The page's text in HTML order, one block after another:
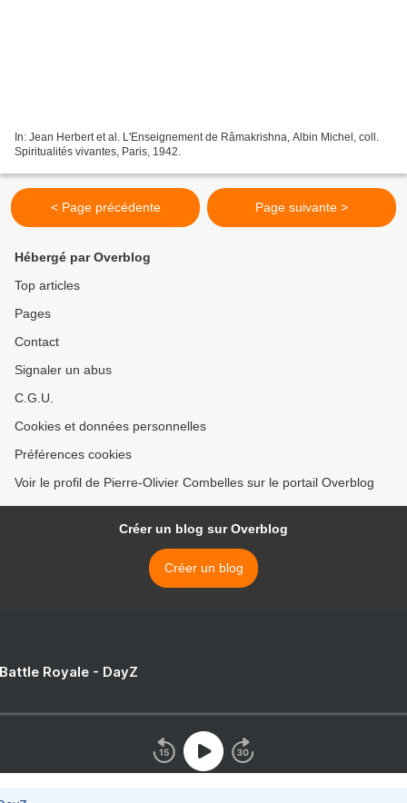
In: Jean Herbert et al. L'Enseignement de Râmakrishna, Albin Michel, coll.
Spiritualités vivantes, Paris, 1942.
< Page précédente Page suivante >
Hébergé par Overblog
Top articles
Pages
Contact
Signaler un abus
C.G.U.
Cookies et données personnelles
Préférences cookies
Voir le profil de Pierre-Olivier Combelles sur le portail Overblog
Créer un blog sur Overblog
Créer un blog
Royale - DayZ